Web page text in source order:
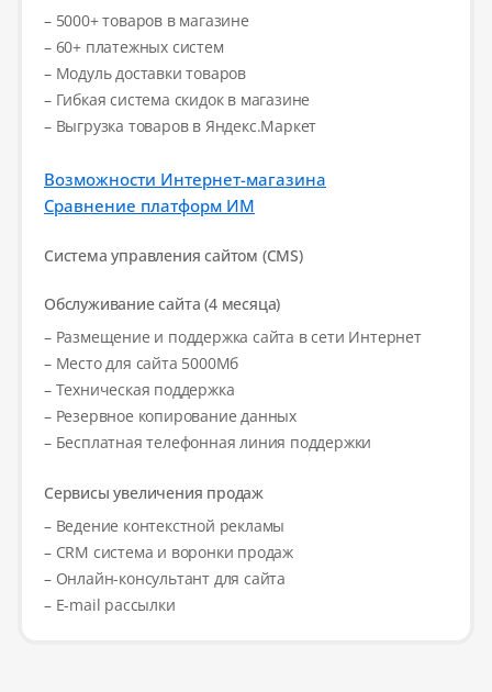
– 5000+ товаров в магазине
– 60+ платежных систем
– Модуль доставки товаров
– Гибкая система скидок в магазине
– Выгрузка товаров в Яндекс.Маркет
Возможности Интернет-магазина
Сравнение платформ ИМ
Система управления сайтом (CMS)
Обслуживание сайта (4 месяца)
– Размещение и поддержка сайта в сети Интернет
– Место для сайта 5000Мб
– Техническая поддержка
– Резервное копирование данных
– Бесплатная телефонная линия поддержки
Сервисы увеличения продаж
– Ведение контекстной рекламы
– CRM система и воронки продаж
– Онлайн-консультант для сайта
– E-mail рассылки